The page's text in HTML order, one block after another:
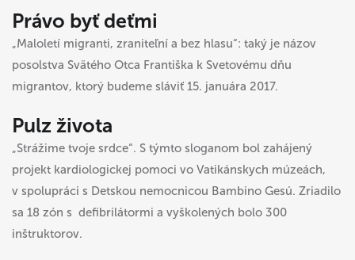
Právo byť deťmi
„Maloletí migranti, zraniteľní a bez hlasu“: taký je názov
posolstva Svätého Otca Františka k Svetovému dňu
migrantov, ktorý budeme sláviť 15. januára 2017.
Pulz života
„Strážime tvoje srdce“. S týmto sloganom bol zahájený
projekt kardiologickej pomoci vo Vatikánskych múzeách,
v spolupráci s Detskou nemocnicou Bambino Gesú. Zriadilo
sa 18 zón s defibrilátormi a vyškolených bolo 300
inštruktorov.